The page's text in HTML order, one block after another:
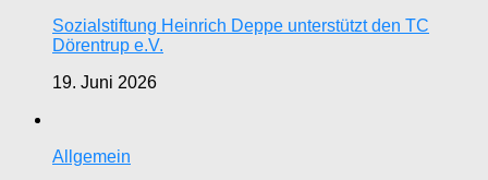
Sozialstiftung Heinrich Deppe unterstützt den TC
Dörentrup e.V.
19. Juni 2026
Allgemein